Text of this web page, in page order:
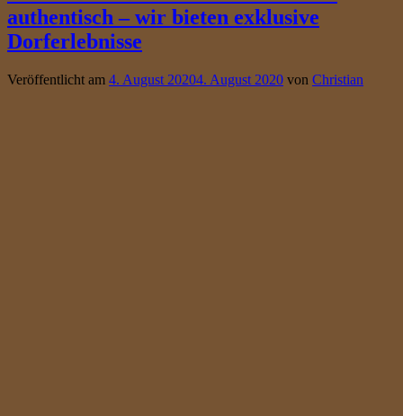
authentisch – wir bieten exklusive
Dorferlebnisse
Veröffentlicht am 4. August 20204. August 2020 von Christian